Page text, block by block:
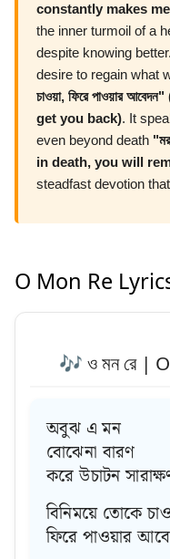
constantly makes
the inner turmoil of a
despite knowing
desire to regain what
চাওয়া, ফিরে পাওয়ার
get you back). It
even beyond death
in death, you will
steadfast devotion
O Mon Re
🎶 ও মন রে |
অবুঝ এ মন
বোঝেনা বারণ
করে উচাটন
বিনিময়ে তোকে
ফিরে পাওয়ার